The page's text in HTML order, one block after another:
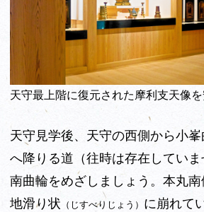
天守最上階に復元された摩利支天像
天守見学後、天守の西側から小峯
へ降りる道（往時は存在していま
南曲輪をめざしましょう。本丸南
地滑り状 （じすべりじょう） に崩れて